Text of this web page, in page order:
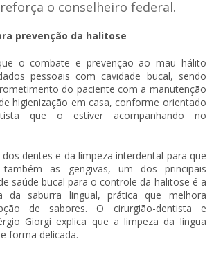
reforça o conselheiro federal.
prevenção da halitose
o combate e prevenção ao mau hálito
pessoais com cavidade bucal, sendo
do paciente com a manutenção
higienização em casa, conforme orientado
que o estiver acompanhando no
dentes e da limpeza interdental para que
também as gengivas, um dos principais
saúde bucal para o controle da halitose é a
da saburra lingual, prática que melhora
de sabores. O cirurgião-dentista e
Giorgi explica que a limpeza da língua
forma delicada.